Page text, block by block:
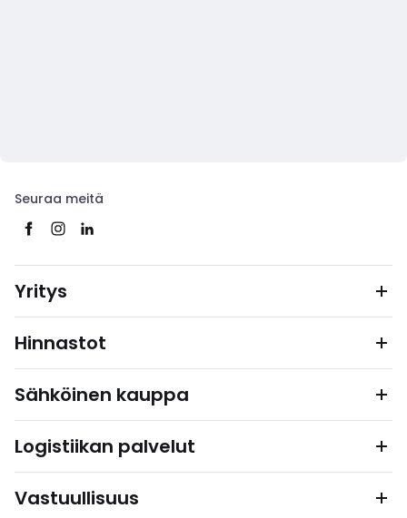
Seuraa meitä
Yritys
Hinnastot
Sähköinen kauppa
Logistiikan palvelut
Vastuullisuus